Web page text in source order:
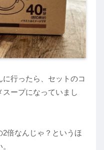
行ったら、セットのコ
ープになっていまし
倍なんじゃ？というほ